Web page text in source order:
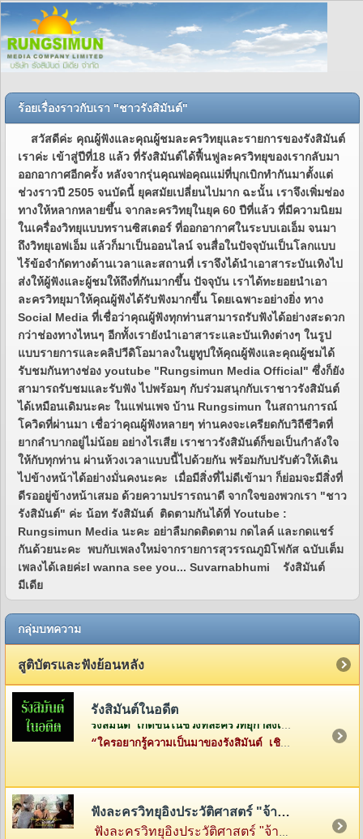
ร้อยเรื่องราวกับเรา "ชาวรังสิมันต์"
สวัสดีค่ะ คุณผู้ฟังและคุณผู้ชมละครวิทยุและรายการของรังสิมันต์
เราค่ะ เข้าสู่ปีที่18 แล้ว ที่รังสิมันต์ได้ฟื้นฟูละครวิทยุของเรากลับมา
ออกอากาศอีกครั้ง หลังจากรุ่นคุณพ่อคุณแม่ที่บุกเบิกทำกันมาตั้งแต่
ช่วงราวปี 2505 จนบัดนี้ ยุคสมัยเปลี่ยนไปมาก ฉะนั้น เราจึงเพิ่มช่อง
ทางให้หลากหลายขึ้น จากละครวิทยุในยุค 60 ปีที่แล้ว ที่มีความนิยม
ในเครื่องวิทยุแบบทรานซิสเตอร์ ที่ออกอากาศในระบบเอเอ็ม จนมา
ถึงวิทยุเอฟเอ็ม แล้วก็มาเป็นออนไลน์ จนสื่อในปัจจุบันเป็นโลกแบบ
ไร้ข้อจำกัดทางด้านเวลาและสถานที่ เราจึงได้นำเอาสาระบันเทิงไป
ส่งให้ผู้ฟังและผู้ชมให้ถึงที่กันมากขึ้น ปัจจุบัน เราได้ทะยอยนำเอา
ละครวิทยุมาให้คุณผู้ฟังได้รับฟังมากขึ้น โดยเฉพาะอย่างยิ่ง ทาง
Social Media ที่เชื่อว่าคุณผู้ฟังทุกท่านสามารถรับฟังได้อย่างสะดวก
กว่าช่องทางไหนๆ อีกทั้งเรายังนำเอาสาระและบันเทิงต่างๆ ในรูป
แบบรายการและคลิปวีดิโอมาลงในยูทูปให้คุณผู้ฟังและคุณผู้ชมได้
รับชมกันทางช่อง youtube "Rungsimun Media Official" ซึ่งก็ยัง
สามารถรับชมและรับฟัง ไปพร้อมๆ กับร่วมสนุกกับเราชาวรังสิมันต์
ได้เหมือนเดิมนะคะ ในแฟนเพจ บ้าน Rungsimun ในสถานการณ์
โควิดที่ผ่านมา เชื่อว่าคุณผู้ฟังหลายๆ ท่านคงจะเครียดกับวิถีชีวิตที่
ยากลำบากอยู่ไม่น้อย อย่างไรเสีย เราชาวรังสิมันต์ก็ขอเป็นกำลังใจ
ให้กับทุกท่าน ผ่านห้วงเวลาแบบนี้ไปด้วยกัน พร้อมกับปรับตัวให้เดิน
ไปข้างหน้าได้อย่างมั่นคงนะคะ เมื่อมีสิ่งที่ไม่ดีเข้ามา ก็ย่อมจะมีสิ่งที่
ดีรออยู่ข้างหน้าเสมอ ด้วยความปรารถนาดี จากใจของพวกเรา "ชาว
รังสิมันต์" ค่ะ น้อท รังสิมันต์ ติดตามกันได้ที่ Youtube :
Rungsimun Media นะคะ อย่าลืมกดติดตาม กดไลค์ และกดแชร์
กันด้วยนะคะ พบกับเพลงใหม่จากรายการสุวรรณภูมิโฟกัส ฉบับเต็ม
เพลงได้เลยค่ะI wanna see you... Suvarnabhumi รังสิมันต์
มีเดีย
กลุ่มบทความ
สูติบัตรและฟังย้อนหลัง
รังสิมันต์ในอดีต
รังสิมันต์ เกิดขึ้นในช่วงที่ละครวิทยุกำลังเฟื่องฟูอยู่ในยุคกว่า 60 ปีที่แล้ว โดยคุณวีระ จิรา (สี่เสี่ย ยีซีม่อน) ผู้จัดการและเจ้าของห้องบันทึกเสียงบริษัท ยีซีม่อน เรดิโอ จำกัด (
“ใครอยากรู้ความเป็นมาของรังสิมันต์ เชิญทางนี้ค่ะ”
ฟังละครวิทยุอิงประวัติศาสตร์ "จ้าวสามแผ่นดิน"
ฟังละครวิทยุอิงประวัติศาสตร์ "จ้าวสามแผ่นดิน" เรื่องราวของสามกษัตริย์ผู้ยิ่งใหญ่แห่งสามแคว้น พ่อขุนรามคำแหง แห่งสุโขทัย พญามังราย แห่งหิรัญนครเงินยาง และพญางำเมือง แห่งภูกามยาว